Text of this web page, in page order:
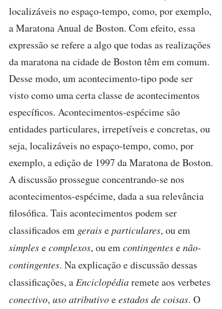
localizáveis no espaço-tempo, como, por exemplo,
a Maratona Anual de Boston. Com efeito, essa
expressão se refere a algo que todas as realizações
da maratona na cidade de Boston têm em comum.
Desse modo, um acontecimento-tipo pode ser
visto como uma certa classe de acontecimentos
específicos. Acontecimentos-espécime são
entidades particulares, irrepetíveis e concretas, ou
seja, localizáveis no espaço-tempo, como, por
exemplo, a edição de 1997 da Maratona de Boston.
A discussão prossegue concentrando-se nos
acontecimentos-espécime, dada a sua relevância
filosófica. Tais acontecimentos podem ser
classificados em geraiseparticulares, ou em
simplesecomplexos, ou emcontingentesenão-
contingentes. Na explicação e discussão dessas
classificações, a Enciclopédiaremete aos verbetes
conectivo, uso atributivoeestados de coisas. O